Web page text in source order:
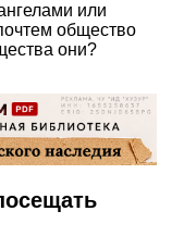
или
общество
они?